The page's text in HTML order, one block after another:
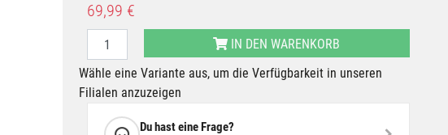
69,99 €
IN DEN WARENKORB
Wähle eine Variante aus, um die Verfügbarkeit in unseren
Filialen anzuzeigen
Du hast eine Frage?